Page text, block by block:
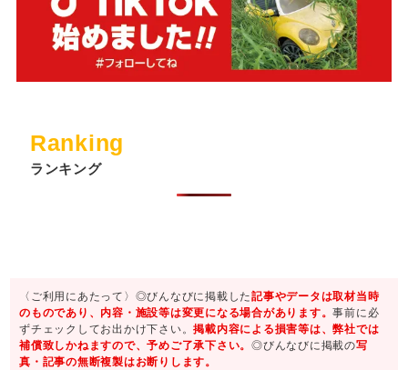
Ranking
ランキング
〈ご利用にあたって〉◎びんなびに掲載した記事やデータは取材当時
のものであり、内容・施設等は変更になる場合があります。事前に必
ずチェックしてお出かけ下さい。掲載内容による損害等は、弊社では
補償致しかねますので、予めご了承下さい。◎びんなびに掲載の写
真・記事の無断複製はお断りします。